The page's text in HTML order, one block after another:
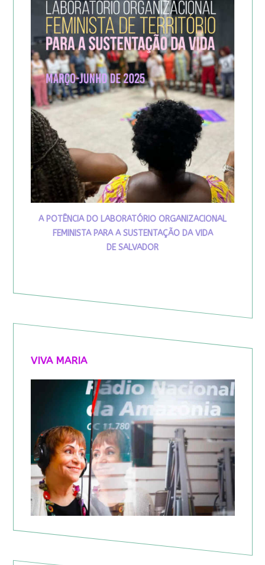
A POTÊNCIA DO LABORATÓRIO ORGANIZACIONAL
FEMINISTA PARA A SUSTENTAÇÃO DA VIDA
DE SALVADOR
VIVA MARIA